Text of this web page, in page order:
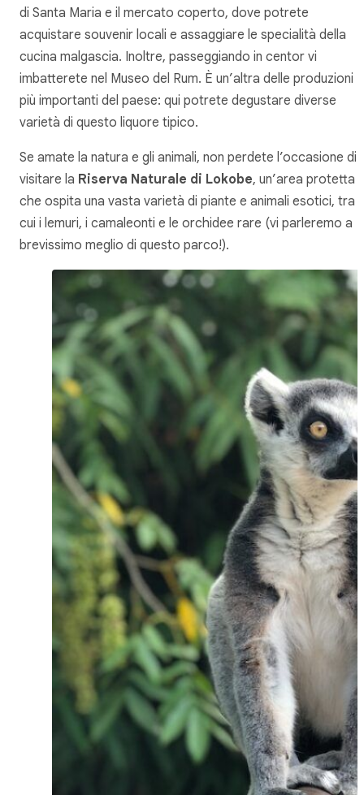
di Santa Maria e il mercato coperto, dove potrete
acquistare souvenir locali e assaggiare le specialità della
cucina malgascia. Inoltre, passeggiando in centor vi
imbatterete nel Museo del Rum. È un’altra delle produzioni
più importanti del paese: qui potrete degustare diverse
varietà di questo liquore tipico.
Se amate la natura e gli animali, non perdete l’occasione di
visitare la Riserva Naturale di Lokobe, un’area protetta
che ospita una vasta varietà di piante e animali esotici, tra
cui i lemuri, i camaleonti e le orchidee rare (vi parleremo a
brevissimo meglio di questo parco!).